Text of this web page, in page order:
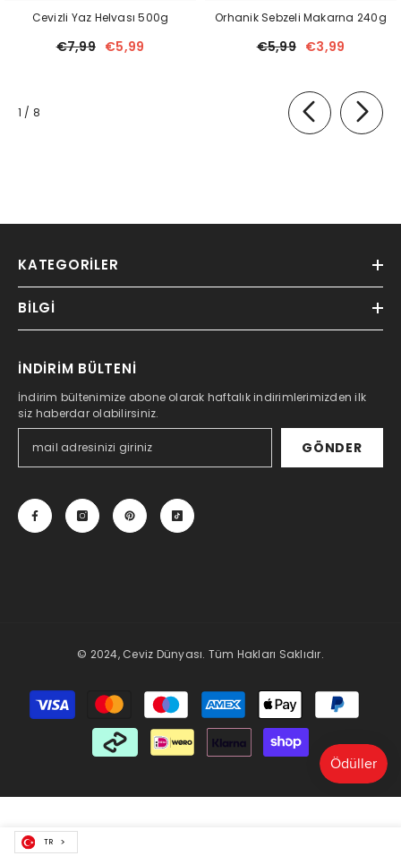
Cevizli Yaz Helvası 500g
€7,99 €5,99
Orhanik Sebzeli Makarna 240g
€5,99 €3,99
1 / of
8
KATEGORILER
BILGI
İNDİRİM BÜLTENİ
İndirim bültenimize abone olarak haftalık indirimlerimizden ilk
siz haberdar olabilirsiniz.
GÖNDER
© 2024, Ceviz Dünyası. Tüm Hakları Saklıdır.
Payment
methods
TR